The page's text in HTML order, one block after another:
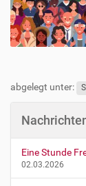
abgelegt unter:
Eine Stunde
02.03.2026